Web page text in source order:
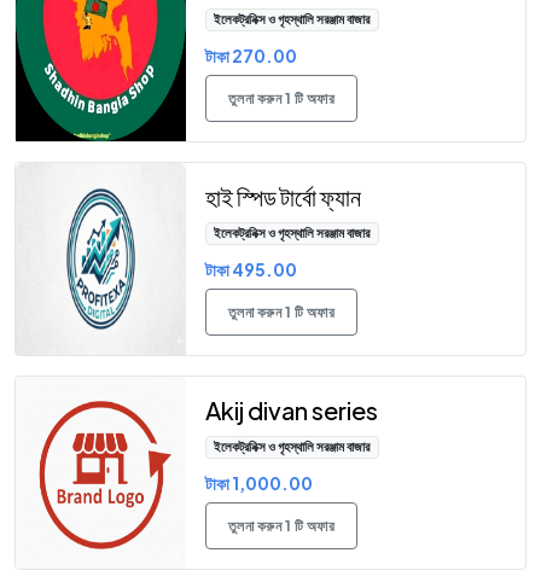
ইলেকট্রনিক্স ও গৃহস্থালি সরঞ্জাম বাজার
টাকা 270.00
তুলনা করুন 1 টি অফার
হাই স্পিড টার্বো ফ্যান
ইলেকট্রনিক্স ও গৃহস্থালি সরঞ্জাম বাজার
টাকা 495.00
তুলনা করুন 1 টি অফার
Akij divan series
ইলেকট্রনিক্স ও গৃহস্থালি সরঞ্জাম বাজার
টাকা 1,000.00
তুলনা করুন 1 টি অফার